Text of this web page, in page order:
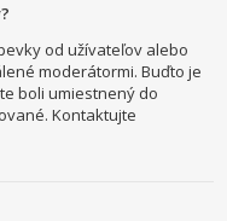
od užívateľov alebo
moderátormi. Buďto je
boli umiestnený do
Kontaktujte